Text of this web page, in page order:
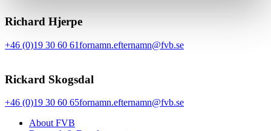
Richard Hjerpe
+46 (0)19 30 60 61fornamn.efternamn@fvb.se
Rickard Skogsdal
+46 (0)19 30 60 65fornamn.efternamn@fvb.se
About FVB